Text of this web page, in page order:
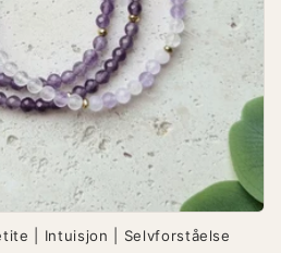
| Intuisjon | Selvforståelse